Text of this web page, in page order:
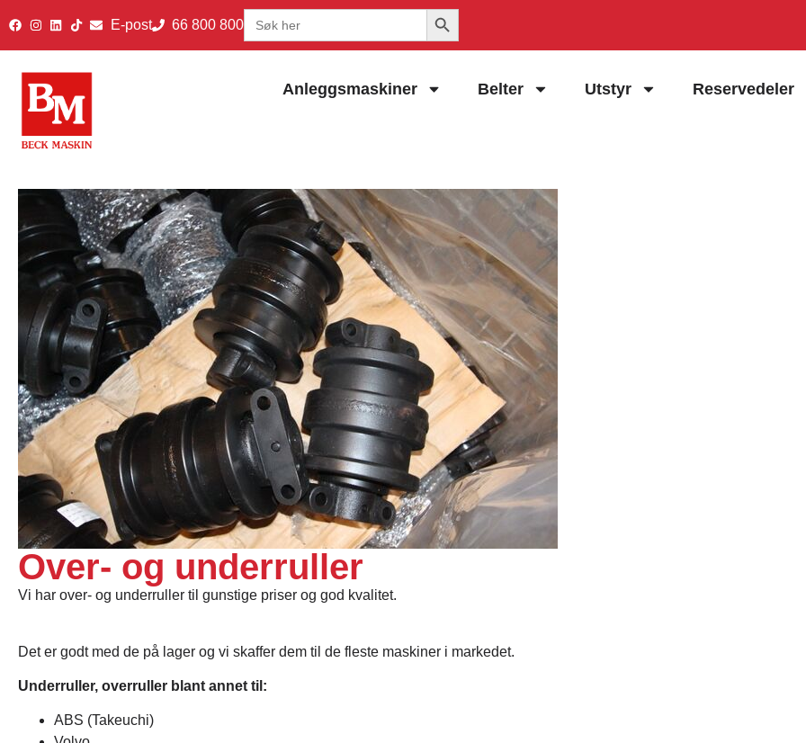
E-post 66 800 800
Search
for:
Search Button
Anleggsmaskiner Belter Utstyr Reservedeler
Over- og underruller
Vi har over- og underruller til gunstige priser og god kvalitet.
Det er godt med de på lager og vi skaffer dem til de fleste maskiner i markedet.
Underruller, overruller blant annet til:
ABS (Takeuchi)